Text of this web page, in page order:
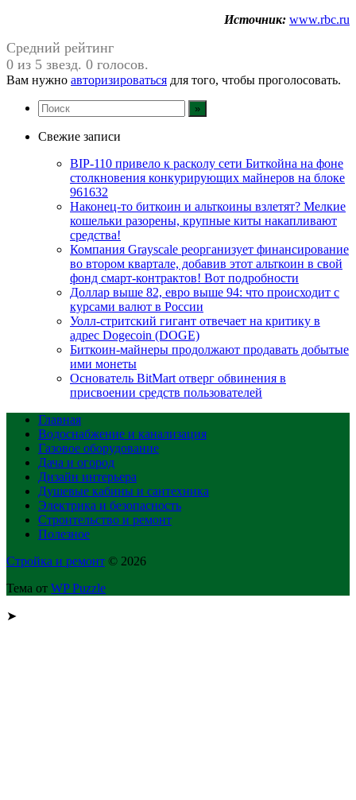
Источник: www.rbc.ru
Средний рейтинг
0 из 5 звезд. 0 голосов.
Вам нужно авторизироваться для того, чтобы проголосовать.
Свежие записи
BIP-110 привело к расколу сети Биткойна на фоне
столкновения конкурирующих майнеров на блоке
961632
Наконец-то биткоин и альткоины взлетят? Мелкие
кошельки разорены, крупные киты накапливают
средства!
Компания Grayscale реорганизует финансирование
во втором квартале, добавив этот альткоин в свой
фонд смарт-контрактов! Вот подробности
Доллар выше 82, евро выше 94: что происходит с
курсами валют в России
Уолл-стритский гигант отвечает на критику в
адрес Dogecoin (DOGE)
Биткоин-майнеры продолжают продавать добытые
ими монеты
Основатель BitMart отверг обвинения в
присвоении средств пользователей
Главная
Водоснабжение и канализация
Газовое оборудование
Дача и огород
Дизайн интерьера
Душевые кабины и сантехника
Электрика и безопасность
Строительство и ремонт
Полезное
Стройка и ремонт © 2026
Тема от WP Puzzle
➤